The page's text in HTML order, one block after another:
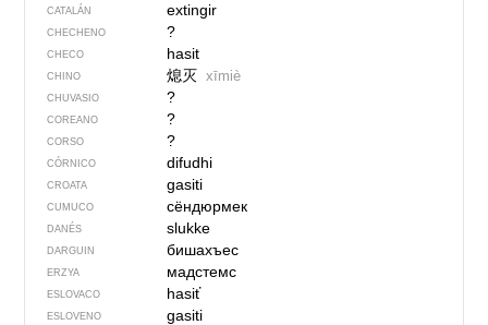
CATALÁN extingir
CHECHENO ?
CHECO hasit
CHINO 熄灭 xīmiè
CHUVASIO ?
COREANO ?
CORSO ?
CÓRNICO difudhi
CROATA gasiti
CUMUCO сёндюрмек
DANÉS slukke
DARGUIN бишахъес
ERZYA мадстемс
ESLOVACO hasiť
ESLOVENO gasiti